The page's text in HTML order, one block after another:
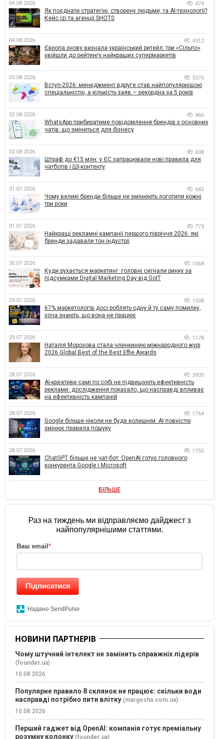
04.08.2026 474
Як поєднати стратегію, створену людьми, та AI-технології?
Кейс izi та агенції SHOTS
04.08.2026 4312
Європа знову визнала український ритейл: три «Сільпо»
увійшли до рейтингу найкращих супермаркетів
03.08.2026 3370
Вступ-2026: менеджмент вдруге став найпопулярнішою
спеціальністю, а кількість заяв — рекордна за 5 років
02.08.2026 466
WhatsApp прибиратиме повідомлення брендів з основних
чатів: що зміниться для бізнесу
02.08.2026 608
Штраф до €15 млн: у ЄС запрацювали нові правила для
чатботів і ШІ-контенту
31.07.2026 682
Чому великі бренди більше не змінюють логотипи кожні
три роки
31.07.2026 773
Найкращі рекламні кампанії першого півріччя 2026: які
бренди задавали тон індустрії
30.07.2026 1068
Куди рухається маркетинг: головні сигнали ринку за
підсумками Digital Marketing Day від GoIT
29.07.2026 1508
67% маркетологів досі роблять одну й ту саму помилку,
хоча знають, що вона не працює
29.07.2026 1178
Наталія Морозова стала членкинею міжнародного журі
2026 Global Best of the Best Effie Awards
28.07.2026 3935
AI-креативи самі по собі не підвищують ефективність
реклами: дослідження показало, що насправді впливає
на ефективність кампаній
28.07.2026 1764
Google більше ніколи не буде колишнім: AI повністю
змінює правила пошуку
28.07.2026 1755
ChatGPT більше не чат-бот: OpenAI готує головного
конкурента Google і Microsoft
БІЛЬШЕ
Раз на тиждень ми відправляємо дайджест з
найпопулярнішими статтями.
Ваш email *
Підписатися
Надано SendPulse
НОВИНИ ПАРТНЕРІВ
Чому штучний інтелект не замінить справжніх лідерів
(founder.ua)
10.08.2026
Популярне правило 8 склянок не працює: скільки води
насправді потрібно пити влітку (margosha.com.ua)
10.08.2026
Перший гаджет від OpenAI: компанія готує преміальну
розумну колонку (founder.ua)